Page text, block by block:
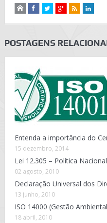
POSTAGENS
Entenda a importância do
15 dezembro, 2014
Lei 12.305 – Política
02 agosto, 2010
Declaração Universal dos
13 junho, 2010
ISO 14000 (Gestão
18 abril, 2010